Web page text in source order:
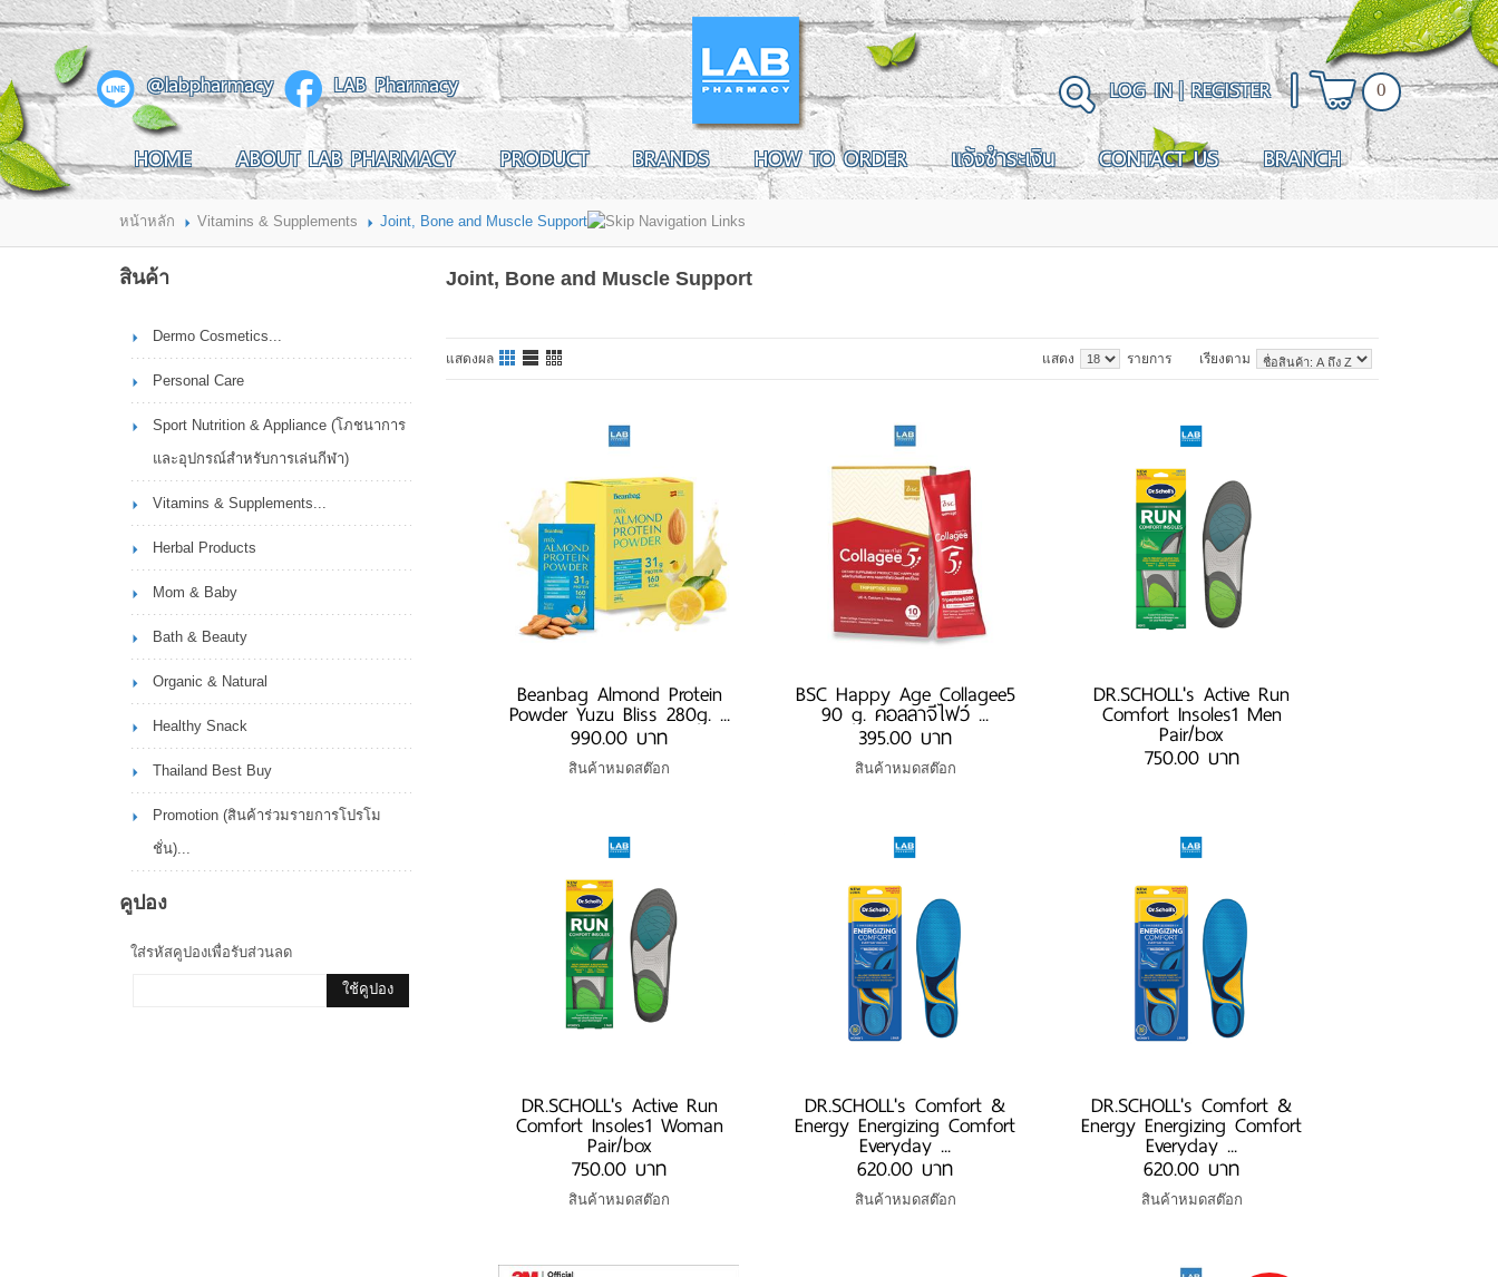
สินค้าที่สนใจ
HOME
ABOUT LAB PHARMACY
PRODUCT
BRANDS
HOW TO ORDER
แจ้งชำระเงิน
CONTACT US
BRANCH
@labpharmacy LAB Pharmacy 0
LOG IN|REGISTER
HOME ABOUT LAB PHARMACY PRODUCT BRANDS HOW TO ORDER แจ้งชำระเงิน CONTACT US BRANCH
หน้าหลัก Vitamins & Supplements Joint, Bone and Muscle Support
สินค้า
Dermo Cosmetics...
Personal Care
Sport Nutrition & Appliance (โภชนาการ
และอุปกรณ์สำหรับการเล่นกีฬา)
Vitamins & Supplements...
Herbal Products
Mom & Baby
Bath & Beauty
Organic & Natural
Healthy Snack
Thailand Best Buy
Promotion (สินค้าร่วมรายการโปรโม
ชั่น)...
คูปอง
ใส่รหัสคูปองเพื่อรับส่วนลด
ใช้คูปอง
Joint, Bone and Muscle Support
แสดงผล เรียงตาม
แสดง รายการ
Beanbag Almond Protein
Powder Yuzu Bliss 280g. ...
990.00 บาท
สินค้าหมดสต๊อก
BSC Happy Age Collagee5
90 g. คอลลาจีไฟว์ ...
395.00 บาท
สินค้าหมดสต๊อก
DR.SCHOLL's Active Run
Comfort Insoles1 Men
Pair/box
750.00 บาท
DR.SCHOLL's Active Run
Comfort Insoles1 Woman
Pair/box
750.00 บาท
สินค้าหมดสต๊อก
DR.SCHOLL's Comfort &
Energy Energizing Comfort
Everyday ...
620.00 บาท
สินค้าหมดสต๊อก
DR.SCHOLL's Comfort &
Energy Energizing Comfort
Everyday ...
620.00 บาท
สินค้าหมดสต๊อก